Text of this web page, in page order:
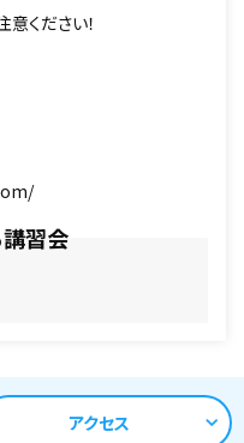
ください！
習会
アクセス